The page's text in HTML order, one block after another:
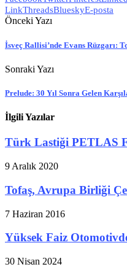
LinkThreadsBlueskyE-posta
Önceki Yazı
İsveç Rallisi’nde Evans Rüzgarı:
Sonraki Yazı
Prelude: 30 Yıl Sonra Gelen
İlgili Yazılar
Türk Lastiği PETLAS
9 Aralık 2020
Tofaş, Avrupa Birliği
7 Haziran 2016
Yüksek Faiz
30 Nisan 2024